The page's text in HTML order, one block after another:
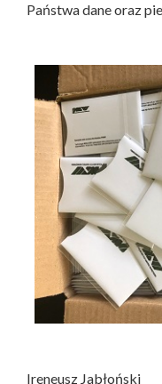
Państwa dane oraz
Ireneusz Jabłoński